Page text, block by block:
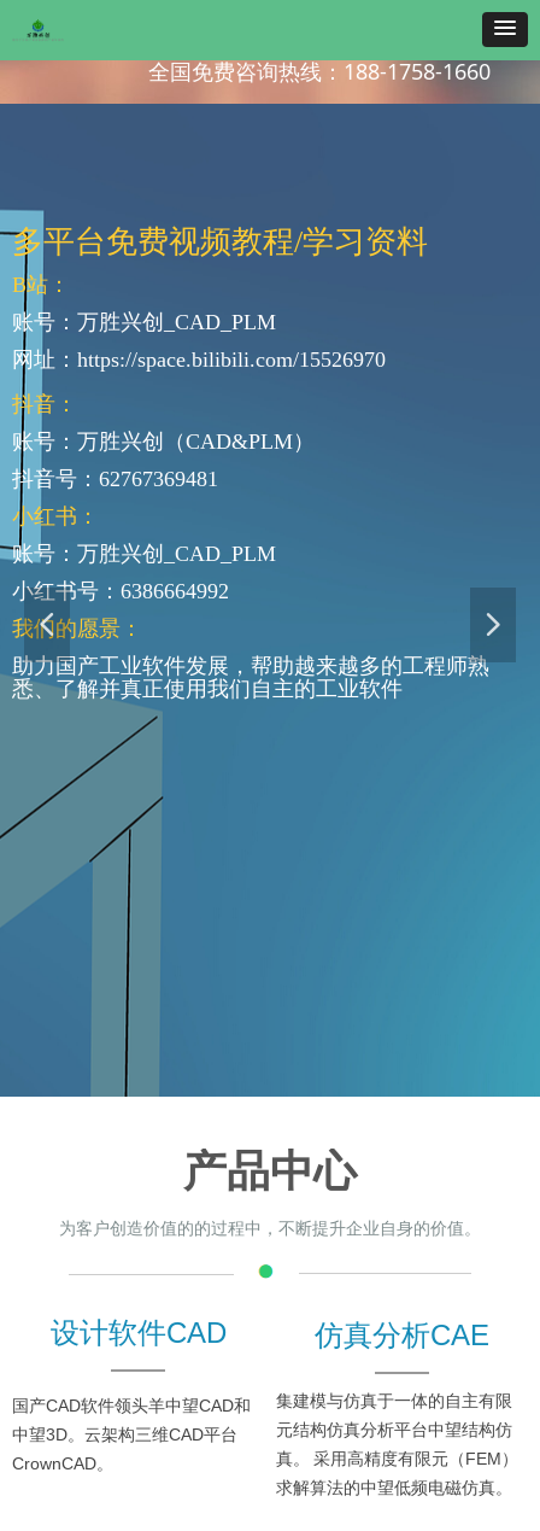
全国免费咨询热线：188-1758-1660
多平台免费视频教程/学习资料
B站：
账号：万胜兴创_CAD_PLM
网址：https://space.bilibili.com/15526970
抖音：
账号：万胜兴创（CAD&PLM）
抖音号：62767369481
小红书：
账号：万胜兴创_CAD_PLM
小红书号：6386664992
我们的愿景：
助力国产工业软件发展，帮助越来越多的工程师熟
悉、了解并真正使用我们自主的工业软件
넳 넲
设计软件CAD
国产CAD软件领头羊中望CAD和
中望3D。云架构三维CAD平台
CrownCAD。
仿真分析CAE
集建模与仿真于一体的自主有限
元结构仿真分析平台中望结构仿
真。
采用高精度有限元（FEM）
求解算法的中望低频电磁仿真。
产品中心
为客户创造价值的的过程中，不断提升企业自身的价值。